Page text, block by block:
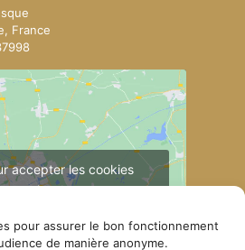
pour assurer le bon fonctionnement
de manière anonyme.
France
accepter les cookies
activer ce contenu